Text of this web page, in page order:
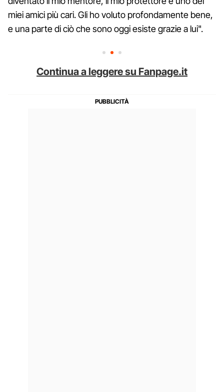
miei amici più cari. Gli ho voluto profondamente bene,
e una parte di ciò che sono oggi esiste grazie a lui".
Continua a leggere su Fanpage.it